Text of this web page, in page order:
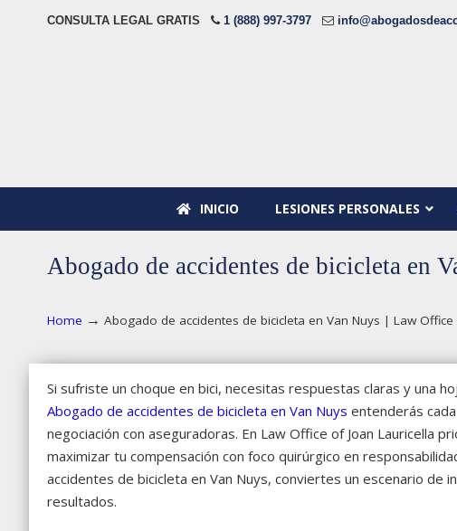
CONSULTA LEGAL GRATIS 1 (888) 997-3797
INICIO LESIONES PERSONALES
Abogado de accidentes de bicicleta en
Home → Abogado de accidentes de bicicleta en Van Nuys | Law Office
Si sufriste un choque en bici, necesitas respuestas claras y una
Abogado de accidentes de bicicleta en Van Nuys entenderás
negociación con aseguradoras. En Law Office of Joan Lauricella
maximizar tu compensación con foco quirúrgico en
accidentes de bicicleta en Van Nuys, conviertes un escenario
resultados.